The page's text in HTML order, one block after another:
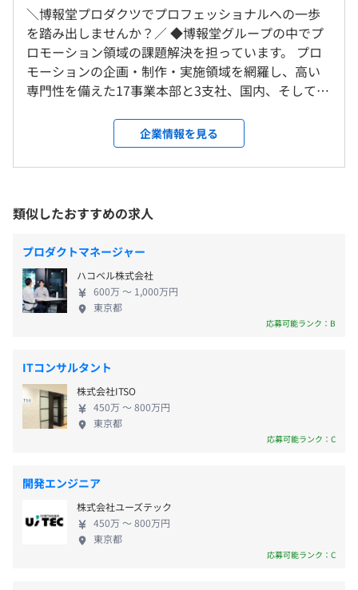
就業場所の変更範囲
＜雇入時＞
豊洲本社、赤坂Bizタワーオフィス（東京都港区赤坂5-3-
1）および自宅
＜変更範囲＞
は常駐先の事業所、出向の場合は出向先の事業所、海外勤
務の場合はその勤務地を含む）
屋内原則禁煙（喫煙専用室あり）
〈本社〉
東京メトロ有楽町線「豊洲駅」より徒歩8分
平均残業時間：平均20〜30時間／月
■完全週休2日制（土・日）
■年末年始休暇（12月29日〜1月3日）
■リフレッシュ休暇（正社員として勤続5年ごとに、連続
■慶弔休暇
■産前・産後休暇（※取得実績あり）
■育児休暇（※取得実績あり）
■介護休暇
通勤手当（半年ごとに定期券代を支給）
※前年度業績に基づく成果報酬型
＼博報堂プロダクツでプロフェッショナルへの一歩
を踏み出しませんか？／ ◆博報堂グループの中でプ
ロモーション領域の課題解決を担っています。 プロ
モーションの企画・制作・実施領域を網羅し、高い
専門性を備えた17事業本部と3支社、国内、そして海
現の企画・制作だけではなく、デジタル分野を含め
たあらゆる販路・ツールを組み合わせた施策実施ま
でを統合型プロモーションとして実現できる環境が
っていく。 わたしたちが掲げる「顧客化力」を最大
限に発揮するためのもとになっているのが、8の事業
領域の高い「専門性」と「実施力」です。ひとりでも
多くの生活者に、商品を手にとり、買い、買い続け
る理由をつくるために、新領域のプロモーション・
アクティベーションをワンストップで提供していま
メンバーが集い、知恵を出し合い、技術を組み合わ
せ、企画から実施にいたるまで、丁寧に丁寧にこし
らえる。その経験は、刺激となり、学びとなり、個々
のプロへの道を切り拓くための原動力にもつながっ
ています。 ◆人生100年時代。好きな仕事でプロ
「こしらえる」を生業とする90を超える専門職があ
ります。広告制作の域を超え、さまざまなプロモーシ
ョン領域のプロが集い、互いに高め合いながら、生
涯好きな仕事で生きていく。それが博報堂プロダク
ツで働くということです。 ひとりひとりが自立した
企業情報を見る
類似したおすすめの求人
プロダクトマネージャー
ハコベル株式会社
600万 〜 1,000万円
東京都
応募可能ランク：B
ITコンサルタント
株式会社ITSO
450万 〜 800万円
東京都
応募可能ランク：C
開発エンジニア
株式会社ユーズテック
450万 〜 800万円
東京都
応募可能ランク：C